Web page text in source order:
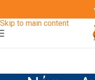
Skip to main content